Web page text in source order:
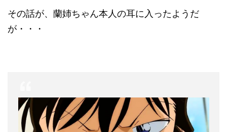
その話が、蘭姉ちゃん本人の耳に入ったようだ
が・・・